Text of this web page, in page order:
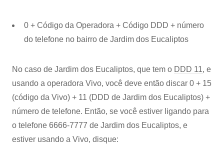
0 + Código da Operadora + Código DDD + número
do telefone no bairro de Jardim dos Eucaliptos
No caso de Jardim dos Eucaliptos, que tem o DDD 11, e
usando a operadora Vivo, você deve então discar 0 + 15
(código da Vivo) + 11 (DDD de Jardim dos Eucaliptos) +
número de telefone. Então, se você estiver ligando para
o telefone 6666-7777 de Jardim dos Eucaliptos, e
estiver usando a Vivo, disque: